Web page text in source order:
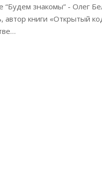
“Будем знакомы” - Олег
автор книги «Открытый